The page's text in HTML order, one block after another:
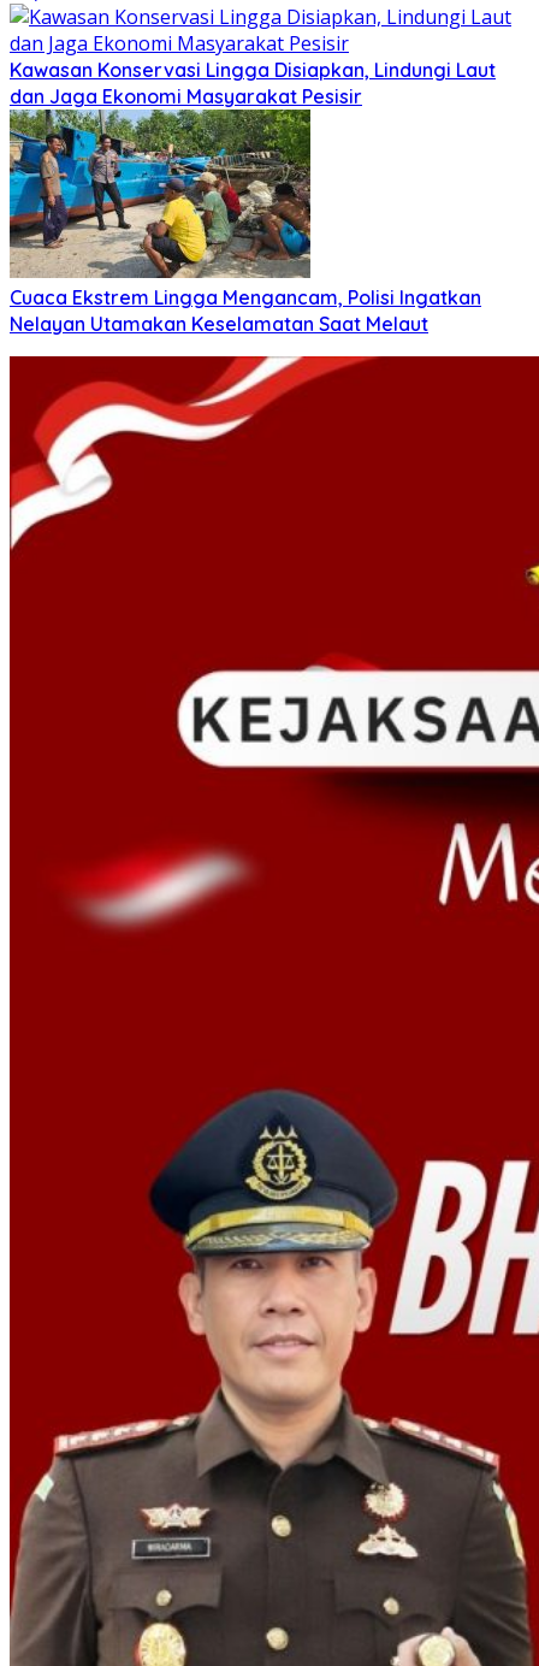
Kawasan Konservasi Lingga Disiapkan, Lindungi Laut
dan Jaga Ekonomi Masyarakat Pesisir
Cuaca Ekstrem Lingga Mengancam, Polisi Ingatkan
Nelayan Utamakan Keselamatan Saat Melaut